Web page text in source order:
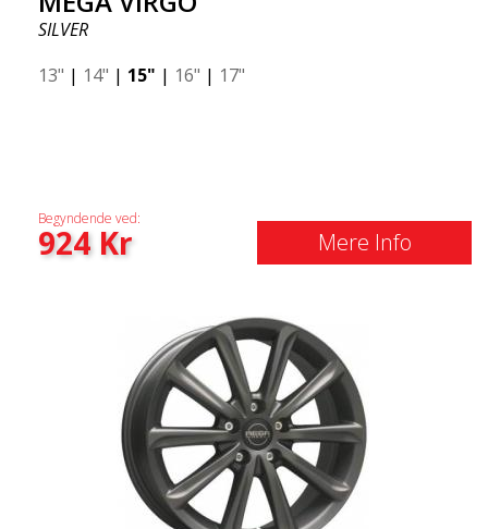
SILVER
13" | 14" | 15" | 16" | 17"
Begyndende ved:
924Kr Mere Info